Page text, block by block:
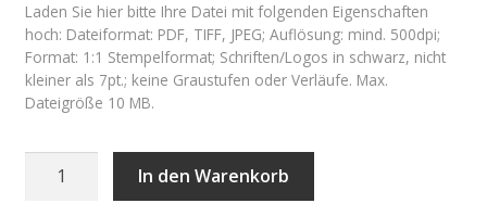
Laden Sie hier bitte Ihre Datei mit folgenden Eigenschaften
hoch: Dateiformat: PDF, TIFF, JPEG; Auflösung: mind. 500dpi;
Format: 1:1 Stempelformat; Schriften/Logos in schwarz, nicht
kleiner als 7pt.; keine Graustufen oder Verläufe. Max.
Dateigröße 10 MB.
Trodat
In den Warenkorb